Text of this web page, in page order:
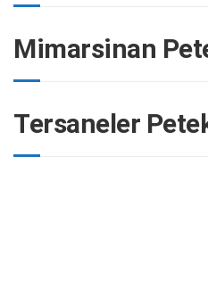
Mimarsinan
Tersaneler